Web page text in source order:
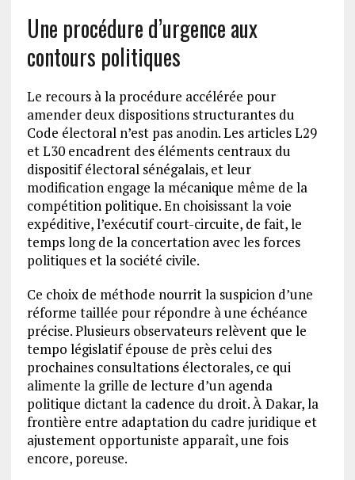
Une procédure d’urgence aux
contours politiques
Le recours à la procédure accélérée pour
amender deux dispositions structurantes du
Code électoral n’est pas anodin. Les articles L29
et L30 encadrent des éléments centraux du
dispositif électoral sénégalais, et leur
modification engage la mécanique même de la
compétition politique. En choisissant la voie
expéditive, l’exécutif court-circuite, de fait, le
temps long de la concertation avec les forces
politiques et la société civile.
Ce choix de méthode nourrit la suspicion d’une
réforme taillée pour répondre à une échéance
précise. Plusieurs observateurs relèvent que le
tempo législatif épouse de près celui des
prochaines consultations électorales, ce qui
alimente la grille de lecture d’un agenda
politique dictant la cadence du droit. À Dakar, la
frontière entre adaptation du cadre juridique et
ajustement opportuniste apparaît, une fois
encore, poreuse.